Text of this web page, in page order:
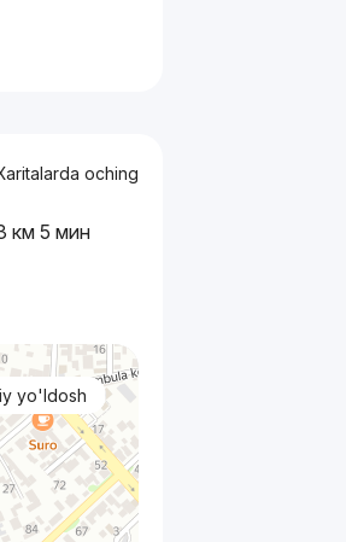
oching
км 5 мин
yo'ldosh